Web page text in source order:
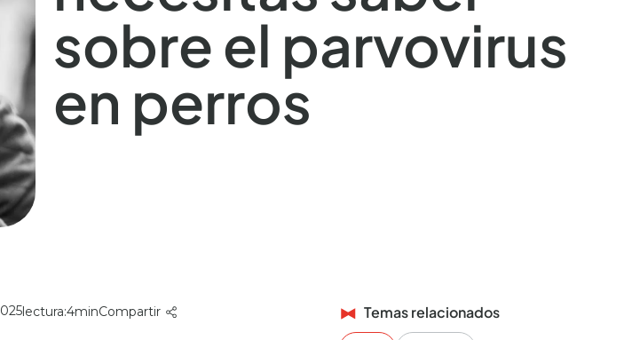
sobre el parvovirus
en perros
lectura:4 Compartir Temas relacionados